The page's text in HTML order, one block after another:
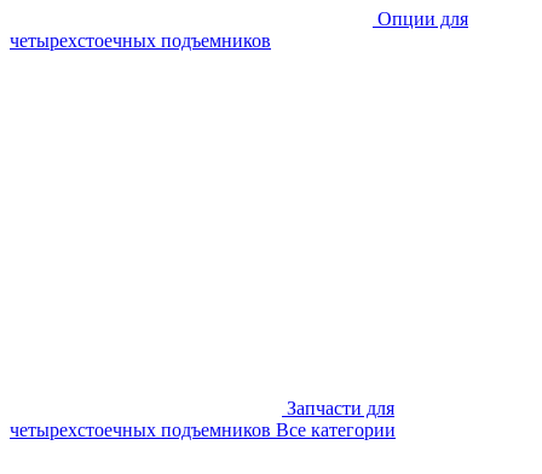
Опции для
четырехстоечных подъемников
Запчасти для
четырехстоечных подъемников Все категории